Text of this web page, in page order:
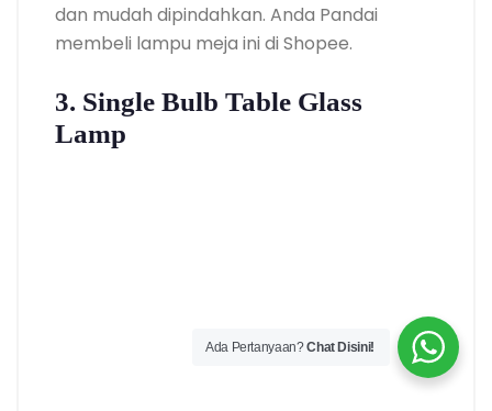
dan mudah dipindahkan. Anda Pandai
membeli lampu meja ini di Shopee.
3. Single Bulb Table Glass
Lamp
Ada Pertanyaan?Chat Disini!